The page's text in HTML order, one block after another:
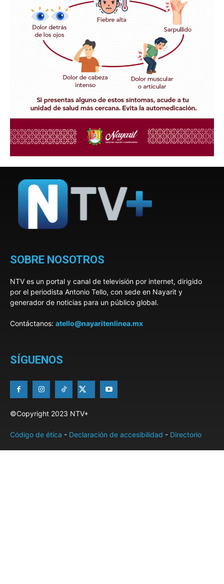
SOBRE NOSOTROS
NTV es un portal y canal de televisión por internet, dirigido
por el periodista Antonio Tello, con sede en Nayarit y
generador de noticias para un público global.
Contáctanos: atello@nayaritenlinea.mx
SÍGUENOS
©Copyright 2023 NTV+
Código de ética - Declaración de accesibilidad - Directorio